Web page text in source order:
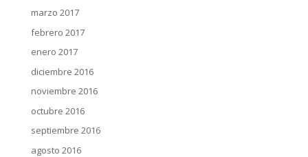
marzo 2017
febrero 2017
enero 2017
diciembre 2016
noviembre 2016
octubre 2016
septiembre 2016
agosto 2016